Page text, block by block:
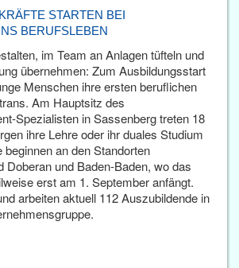
STARTEN BEI
BERUFSLEBEN
im Team an Anlagen tüfteln und
übernehmen: Zum Ausbildungsstart
Menschen ihre ersten beruflichen
Am Hauptsitz des
Spezialisten in Sassenberg treten 18
ihre Lehre oder ihr duales Studium
beginnen an den Standorten
Doberan und Baden-Baden, wo das
erst am 1. September anfängt.
arbeiten aktuell 112 Auszubildende in